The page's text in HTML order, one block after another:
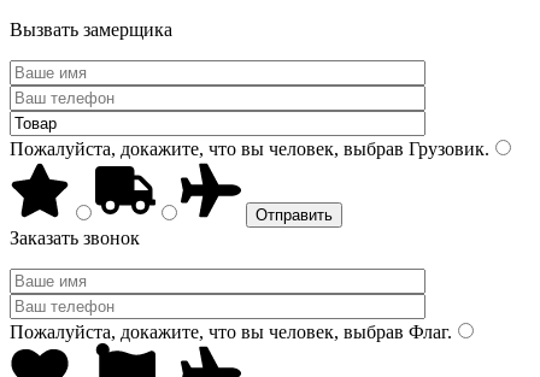
Вызвать замерщика
Пожалуйста, докажите, что вы человек, выбрав Грузовик.
Заказать звонок
Пожалуйста, докажите, что вы человек, выбрав Флаг.